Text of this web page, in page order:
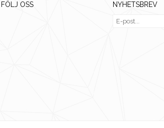
FÖLJ OSS NYHETSBREV